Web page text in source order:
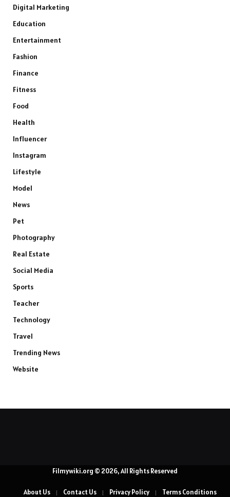
Digital Marketing
Education
Entertainment
Fashion
Finance
Fitness
Food
Health
Influencer
Instagram
Lifestyle
Model
News
Pet
Photography
Real Estate
Social Media
Sports
Teacher
Technology
Travel
Trending News
Website
Filmywiki.org © 2026, All Rights Reserved
About Us Contact Us Privacy Policy Terms Conditions